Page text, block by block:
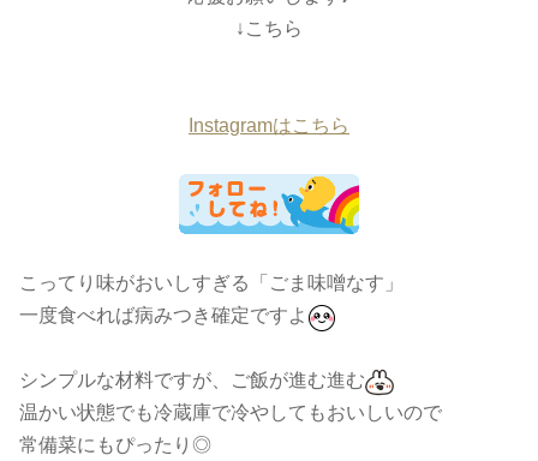
↓こちら
Instagramはこちら
こってり味がおいしすぎる「ごま味噌なす」
一度食べれば病みつき確定ですよ
シンプルな材料ですが、ご飯が進む進む
温かい状態でも冷蔵庫で冷やしてもおいしいので
常備菜にもぴったり◎